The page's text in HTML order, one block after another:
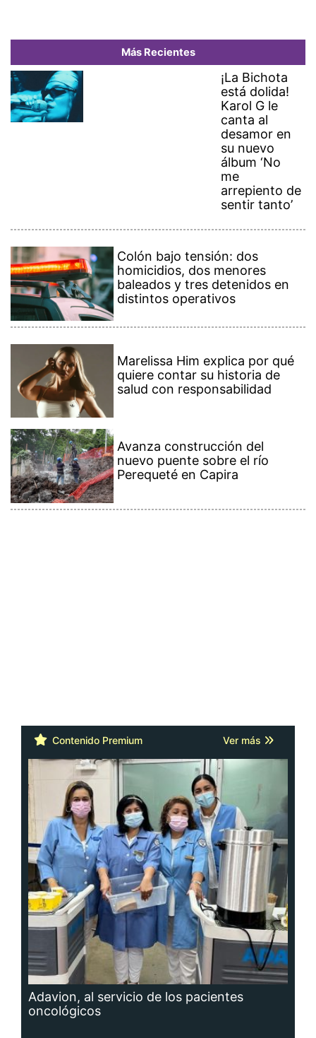
Más Recientes
¡La Bichota
está dolida!
Karol G le
canta al
desamor en
su nuevo
álbum ‘No
me
arrepiento de
sentir tanto’
Colón bajo tensión: dos
homicidios, dos menores
baleados y tres detenidos en
distintos operativos
Marelissa Him explica por qué
quiere contar su historia de
salud con responsabilidad
Avanza construcción del
nuevo puente sobre el río
Perequeté en Capira
Contenido Premium Ver más
Adavion, al servicio de los pacientes
oncológicos